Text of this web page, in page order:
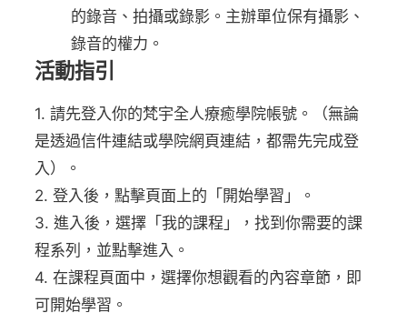
的錄音、拍攝或錄影。主辦單位保有攝影、
錄音的權力。
活動指引
1. 請先登入你的梵宇全人療癒學院帳號。（無論
是透過信件連結或學院網頁連結，都需先完成登
入）。
2. 登入後，點擊頁面上的「開始學習」。
3. 進入後，選擇「我的課程」，找到你需要的課
程系列，並點擊進入。
4. 在課程頁面中，選擇你想觀看的內容章節，即
可開始學習。